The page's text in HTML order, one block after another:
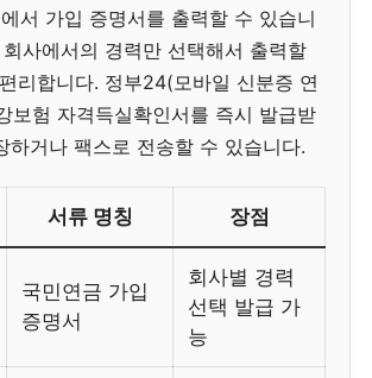
서 가입 증명서를 출력할 수 있습니
사에서의 경력만 선택해서 출력할
리합니다. 정부24(모바일 신분증 연
보험 자격득실확인서를 즉시 발급받
하거나 팩스로 전송할 수 있습니다.
서류 명칭 장점
국민연금 가입
증명서
회사별 경력
선택 발급 가
능